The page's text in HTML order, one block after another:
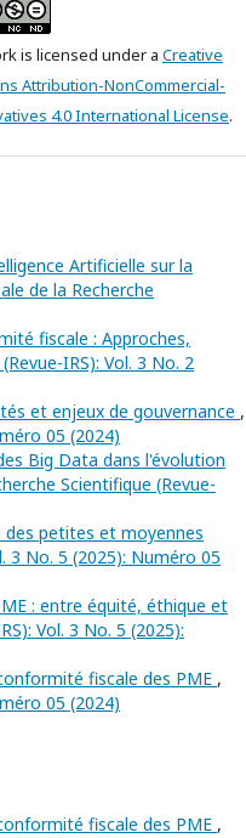
is licensed under a Creative
Attribution-NonCommercial-
4.0 International License.
Artificielle sur la
de la Recherche
fiscale : Approches,
IRS): Vol. 3 No. 2
et enjeux de gouvernance ,
05 (2024)
Big Data dans l'évolution
Scientifique (Revue-
petites et moyennes
3 No. 5 (2025): Numéro 05
: entre équité, éthique et
Vol. 3 No. 5 (2025):
fiscale des PME ,
05 (2024)
fiscale des PME ,